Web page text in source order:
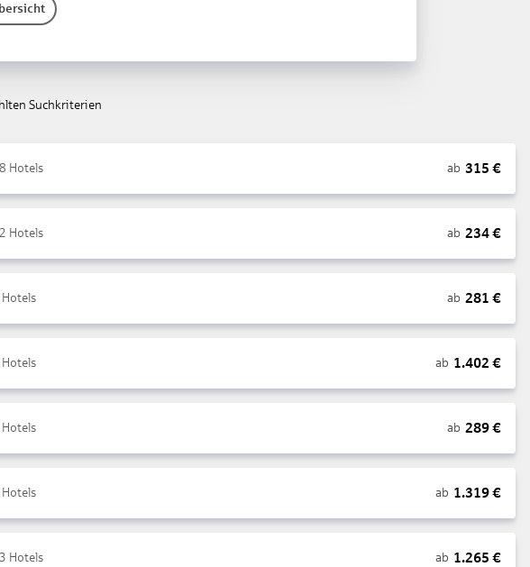
Suchkriterien
Hotels ab 315 €
Hotels ab 234€
Hotels ab 281 €
Hotels ab 1.402 €
Hotels ab 289€
Hotels ab 1.319€
Hotels ab 1.265 €